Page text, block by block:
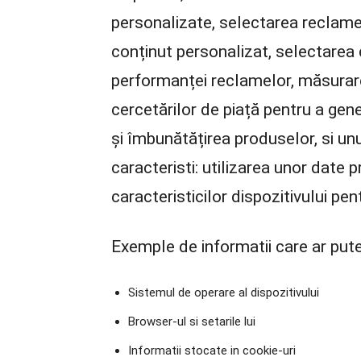
personalizate, selectarea
conținut personalizat,
performanței reclamelor,
cercetărilor de piață pentru a
și îmbunătățirea produselor, si
caracteristi: utilizarea unor date
caracteristicilor dispozitivului
Exemple de informatii care ar
Sistemul de operare al dispozitivului
Browser-ul si setarile lui
Informatii stocate in cookie-uri